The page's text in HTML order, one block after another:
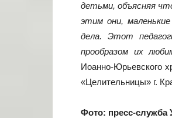
детьми, объясняя
этим они,
дела. Этот
прообразом их
Иоанно-Юрьевского
«Целительницы» г.
Фото: пресс-